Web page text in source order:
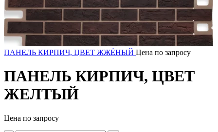
ПАНЕЛЬ КИРПИЧ, ЦВЕТ ЖЖЁНЫЙ Цена по запросу
ПАНЕЛЬ КИРПИЧ, ЦВЕТ
ЖЕЛТЫЙ
Цена по запросу